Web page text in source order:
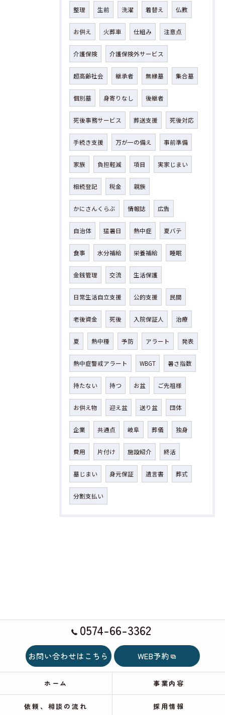
整理 生前 洗濯 着替え 仏教
お供え 火葬車 仕組み 注意点
介護保険 介護保険外サービス
超高齢社会 継承者 無縁墓 集合墓
個別墓 身寄りなし 後継者
死後事務サービス 葬送支援 死後対応
手続き支援 万が一の備え 事前準備
家族 負担軽減 項目 実家じまい
相続登記 税金 親族
かにさんくらぶ 情報誌 広告
自治体 猛暑日 熱中症 夏バテ
食事 水分補給 栄養補給 睡眠
金銭管理 交流 生活保護
日常生活自立支援 公的支援 民間
老後資金 死後 入院保証人 治療
夏 熱中種 予防 アラート 発表
熱中症警戒アラート WBGT 暑さ指数
持たない 持つ お盆 ご先祖様
お供え物 迎え盆 送り盆 団体
企業 共通点 岐阜 葬儀 独身
費用 片付け 施設紹介 終活
墓じまい 身元保証 遺言書 葬式
分割支払い
0574-66-3362
お問い合わせはこちら WEB予約
ホーム 事業内容
依頼、相談の流れ 採用情報